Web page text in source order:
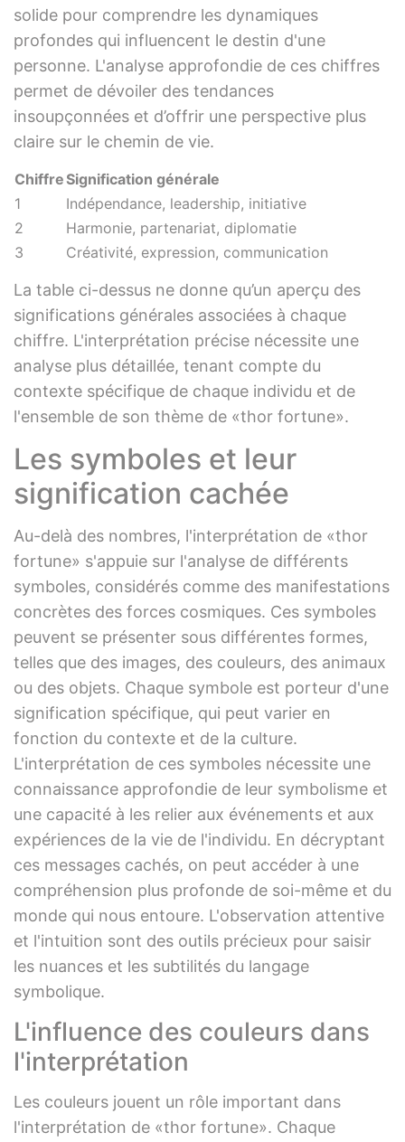
solide pour comprendre les dynamiques
profondes qui influencent le destin d'une
personne. L'analyse approfondie de ces chiffres
permet de dévoiler des tendances
insoupçonnées et d’offrir une perspective plus
claire sur le chemin de vie.
ChiffreSignification générale
1
Indépendance, leadership, initiative
2
Harmonie, partenariat, diplomatie
3
Créativité, expression, communication
La table ci-dessus ne donne qu’un aperçu des
significations générales associées à chaque
chiffre. L'interprétation précise nécessite une
analyse plus détaillée, tenant compte du
contexte spécifique de chaque individu et de
l'ensemble de son thème de «thor fortune».
Les symboles et leur
signification cachée
Au-delà des nombres, l'interprétation de «thor
fortune» s'appuie sur l'analyse de différents
symboles, considérés comme des manifestations
concrètes des forces cosmiques. Ces symboles
peuvent se présenter sous différentes formes,
telles que des images, des couleurs, des animaux
ou des objets. Chaque symbole est porteur d'une
signification spécifique, qui peut varier en
fonction du contexte et de la culture.
L'interprétation de ces symboles nécessite une
connaissance approfondie de leur symbolisme et
une capacité à les relier aux événements et aux
expériences de la vie de l'individu. En décryptant
ces messages cachés, on peut accéder à une
compréhension plus profonde de soi-même et du
monde qui nous entoure. L'observation attentive
et l'intuition sont des outils précieux pour saisir
les nuances et les subtilités du langage
symbolique.
L'influence des couleurs dans
l'interprétation
Les couleurs jouent un rôle important dans
l'interprétation de «thor fortune». Chaque